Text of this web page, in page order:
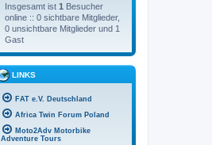
Insgesamt ist 1 Besucher
online :: 0 sichtbare Mitglieder,
0 unsichtbare Mitglieder und 1
Gast
LINKS
FAT e.V. Deutschland
Africa Twin Forum Poland
Moto2Adv Motorbike
Adventure Tours